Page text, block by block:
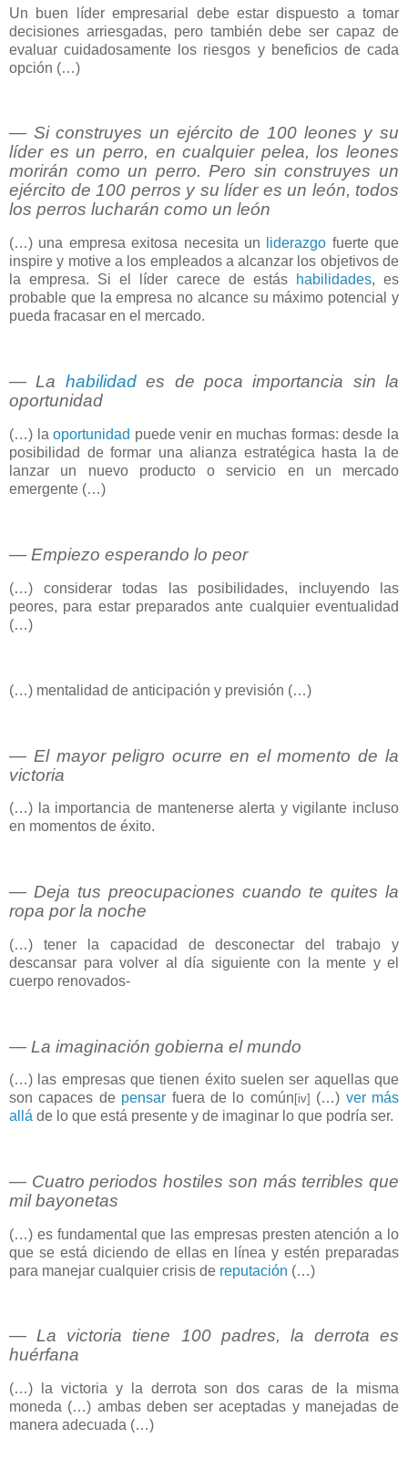
Un buen líder empresarial debe estar dispuesto a tomar
decisiones arriesgadas, pero también debe ser capaz de
evaluar cuidadosamente los riesgos y beneficios de cada
opción (…)
― Si construyes un ejército de 100 leones y su
líder es un perro, en cualquier pelea, los leones
morirán como un perro. Pero sin construyes un
ejército de 100 perros y su líder es un león, todos
los perros lucharán como un león
(…) una empresa exitosa necesita un liderazgo fuerte que
inspire y motive a los empleados a alcanzar los objetivos de
la empresa. Si el líder carece de estás
habilidades, es
probable que la empresa no alcance su máximo potencial y
pueda fracasar en el mercado.
― La habilidades de poca importancia sin la
oportunidad
(…) laoportunidad puede venir en muchas formas: desde la
posibilidad de formar una alianza estratégica hasta la de
lanzar un nuevo producto o servicio en un mercado
emergente (…)
― Empiezo esperando lo peor
(…) considerar todas las posibilidades, incluyendo las
peores, para estar preparados ante cualquier eventualidad
(…)
(…) mentalidad de anticipación y previsión (…)
― El mayor peligro ocurre en el momento de la
victoria
(…) la importancia de mantenerse alerta y vigilante incluso
en momentos de éxito.
― Deja tus preocupaciones cuando te quites la
ropa por la noche
(…) tener la capacidad de desconectar del trabajo y
descansar para volver al día siguiente con la mente y el
cuerpo renovados-
― La imaginación gobierna el mundo
(…) las empresas que tienen éxito suelen ser aquellas que
son capaces de pensar fuera de lo común [iv] (…) ver más
allá de lo que está presente y de imaginar lo que podría ser.
― Cuatro periodos hostiles son más terribles que
mil bayonetas
(…) es fundamental que las empresas presten atención a lo
que se está diciendo de ellas en línea y estén preparadas
para manejar cualquier crisis de reputación (…)
― La victoria tiene 100 padres, la derrota es
huérfana
(…) la victoria y la derrota son dos caras de la misma
moneda (…) ambas deben ser aceptadas y manejadas de
manera adecuada (…)